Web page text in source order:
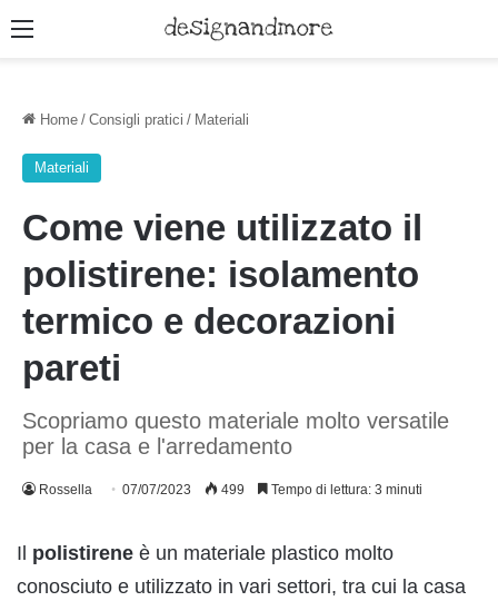
Menu
Home / Consigli pratici / Materiali
Materiali
Come viene utilizzato il
polistirene: isolamento
termico e decorazioni
pareti
Scopriamo questo materiale molto versatile
per la casa e l'arredamento
Rossella 07/07/2023 499 Tempo di lettura: 3 minuti
Il polistirene è un materiale plastico molto
conosciuto e utilizzato in vari settori, tra cui la casa